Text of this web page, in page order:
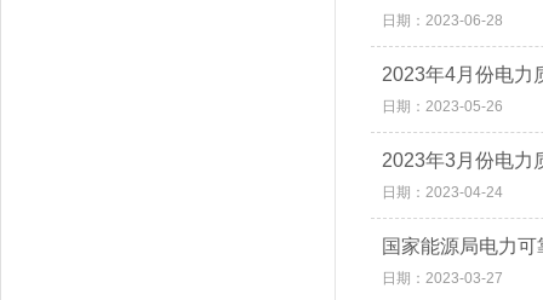
日期：2023-06-28
2023年4月份电力
日期：2023-05-26
2023年3月份电力
日期：2023-04-24
国家能源局电力
日期：2023-03-27